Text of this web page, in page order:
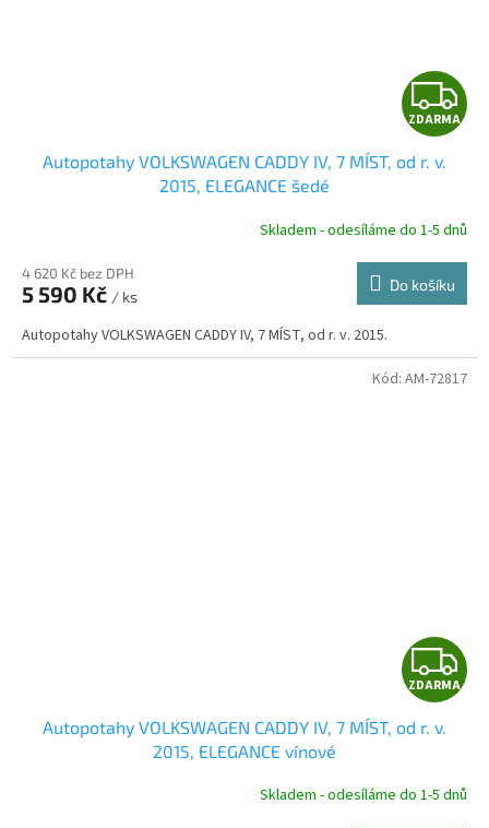
Z
D
R
ZDARMA
Autopotahy VOLKSWAGEN CADDY IV, 7 MÍST, od r. v.
2015, ELEGANCE šedé
Skladem - odesíláme do 1-5 dnů
4 620 Kč bez DPH
5 590 Kč / ks
Do košíku
Autopotahy VOLKSWAGEN CADDY IV, 7 MÍST, od r. v. 2015.
Z
D
R
ZDARMA
Autopotahy VOLKSWAGEN CADDY IV, 7 MÍST, od r. v.
2015, ELEGANCE vínové
Skladem - odesíláme do 1-5 dnů
Kód: AM-72817